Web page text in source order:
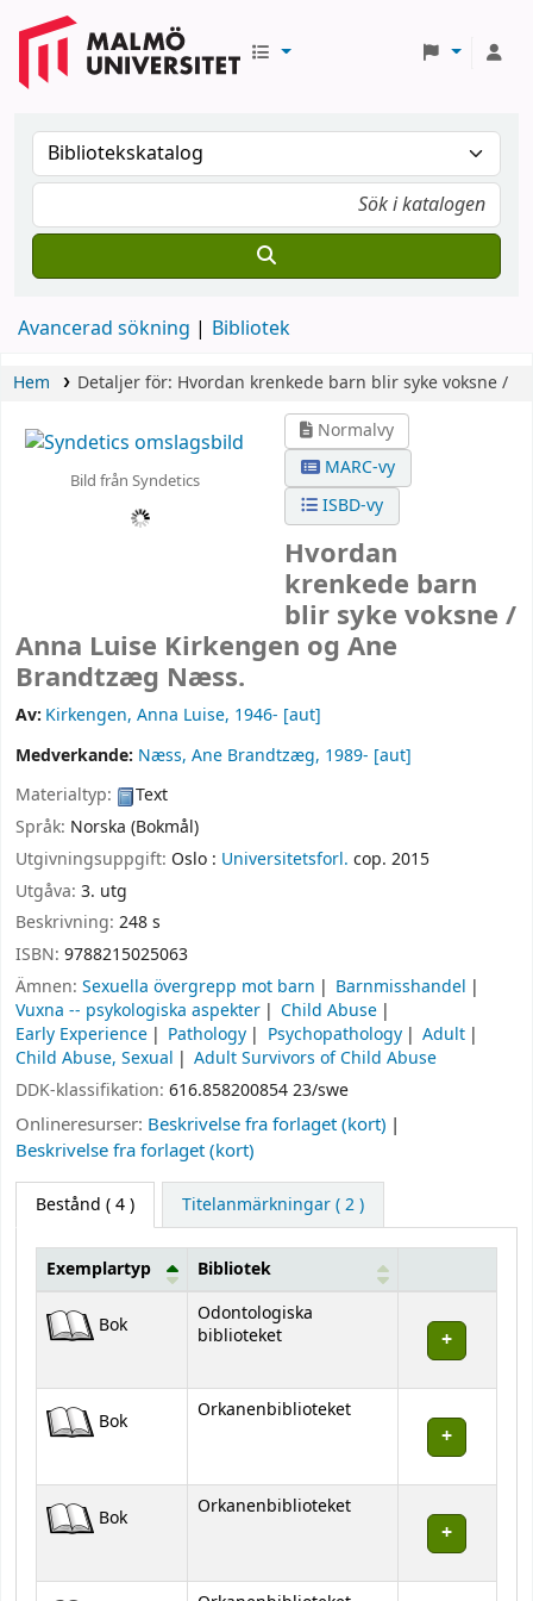
Avancerad sökning Bibliotek
Hem Detaljer för: Hvordan krenkede barn blir syke voksne /
Bild från Syndetics
Normalvy
MARC-vy
ISBD-vy
Hvordan
krenkede barn
blir syke voksne /
Anna Luise Kirkengen og Ane
Brandtzæg Næss.
Av: Kirkengen, Anna Luise, 1946- [aut]
Medverkande: Næss, Ane Brandtzæg, 1989- [aut]
Materialtyp:
Text
Språk: Norska (Bokmål)
Utgivningsuppgift: Oslo : Universitetsforl. cop. 2015
Utgåva: 3. utg
Beskrivning: 248 s
ISBN: 9788215025063
Ämnen: Sexuella övergrepp mot barn
Barnmisshandel
Vuxna -- psykologiska aspekter
Child Abuse
Early Experience
Pathology Psychopathology
Adult
Child Abuse, Sexual
Adult Survivors of Child Abuse
DDK-klassifikation: 616.858200854 23/swe
Onlineresurser: Beskrivelse fra forlaget (kort)
Beskrivelse fra forlaget (kort)
Bestånd ( 4 ) Titelanmärkningar ( 2 )
Bestånd
Exemplartyp Bibliotek
Bok
Odontologiska
biblioteket
Bok Orkanenbiblioteket
Bok Orkanenbiblioteket